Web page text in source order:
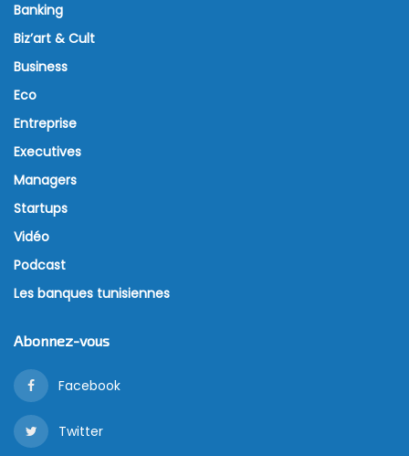
Banking
Biz’art & Cult
Business
Eco
Entreprise
Executives
Managers
Startups
Vidéo
Podcast
Les banques tunisiennes
Abonnez-vous
Facebook
Twitter